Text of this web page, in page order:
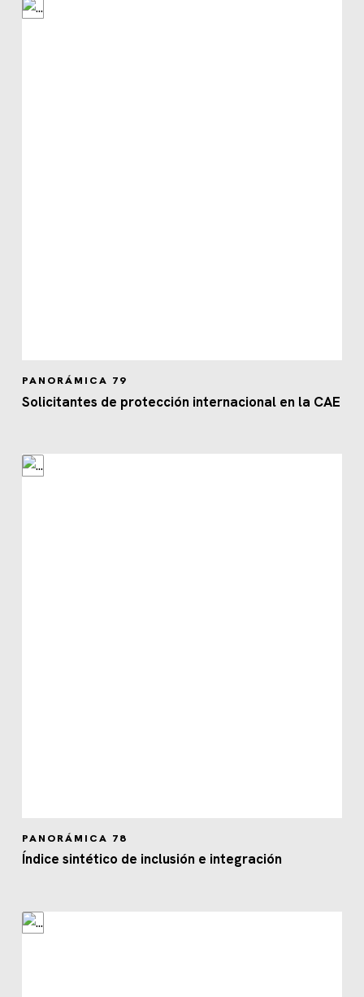
PANORÁMICA 79
Solicitantes de protección internacional en la CAE
PANORÁMICA 78
Índice sintético de inclusión e integración